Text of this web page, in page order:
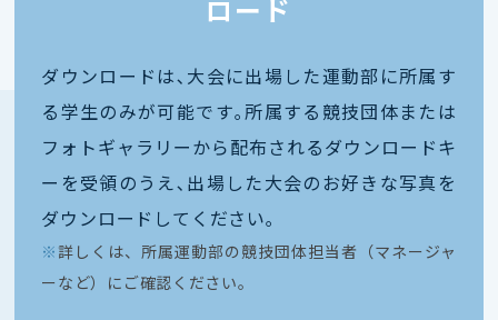
ロード
ダウンロードは､大会に出場した運動部に所属す
る学生のみが可能です｡所属する競技団体または
フォトギャラリーから配布されるダウンロードキ
ーを受領のうえ､出場した大会のお好きな写真を
ダウンロードしてください｡
※ 詳しくは、所属運動部の競技団体担当者（マネージャ
ーなど）にご確認ください。